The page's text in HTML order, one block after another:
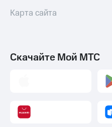
Карта сайта
Скачайте Мой МТС